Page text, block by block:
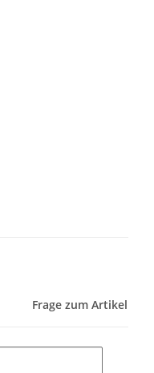
Frage zum Artikel